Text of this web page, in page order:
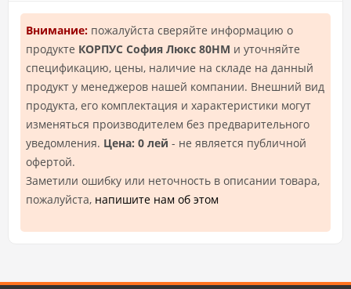
Внимание: пожалуйста сверяйте информацию о
продукте КОРПУС София Люкс 80НМ и уточняйте
спецификацию, цены, наличие на складе на данный
продукт у менеджеров нашей компании. Внешний вид
продукта, его комплектация и характеристики могут
изменяться производителем без предварительного
уведомления. Цена: 0 лей - не является публичной
офертой.
Заметили ошибку или неточность в описании товара,
пожалуйста, напишите нам об этом